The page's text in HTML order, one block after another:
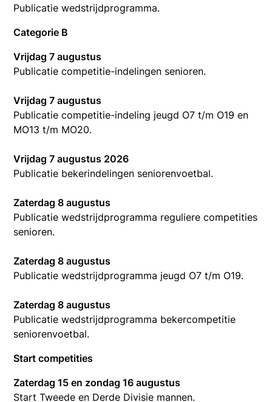
Publicatie wedstrijdprogramma.
Categorie B
Vrijdag 7 augustus
Publicatie competitie-indelingen senioren.
Vrijdag 7 augustus
Publicatie competitie-indeling jeugd O7 t/m O19 en
MO13 t/m MO20.
Vrijdag 7 augustus 2026
Publicatie bekerindelingen seniorenvoetbal.
Zaterdag 8 augustus
Publicatie wedstrijdprogramma reguliere competities
senioren.
Zaterdag 8 augustus
Publicatie wedstrijdprogramma jeugd O7 t/m O19.
Zaterdag 8 augustus
Publicatie wedstrijdprogramma bekercompetitie
seniorenvoetbal.
Start competities
Zaterdag 15 en zondag 16 augustus
Start Tweede en Derde Divisie mannen.